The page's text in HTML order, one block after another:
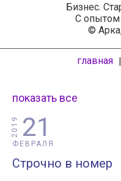
Бизнес.
С
©
главная |
показать все
21
ФЕВРАЛЯ
2019
Строчно в номер